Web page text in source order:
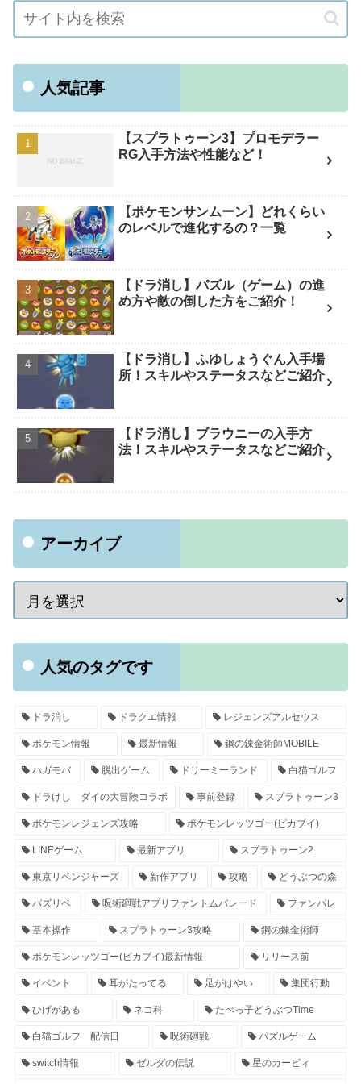
人気記事
【スプラトゥーン3】プロモデラー
RG入手方法や性能など！
【ポケモンサンムーン】どれくらい
のレベルで進化するの？一覧
【ドラ消し】パズル（ゲーム）の進
め方や敵の倒した方をご紹介！
【ドラ消し】ふゆしょうぐん入手場
所！スキルやステータスなどご紹介
【ドラ消し】ブラウニーの入手方
法！スキルやステータスなどご紹介
アーカイブ
人気のタグです
ドラ消し ドラクエ情報 レジェンズアルセウス
ポケモン情報 最新情報 鋼の錬金術師MOBILE
ハガモバ 脱出ゲーム ドリーミーランド 白猫ゴルフ
ドラけし ダイの大冒険コラボ 事前登録 スプラトゥーン3
ポケモンレジェンズ攻略 ポケモンレッツゴー(ピカブイ)
LINEゲーム 最新アプリ スプラトゥーン2
東京リベンジャーズ 新作アプリ 攻略 どうぶつの森
パズリベ 呪術廻戦アプリファントムパレード ファンパレ
基本操作 スプラトゥーン3攻略 鋼の錬金術師
ポケモンレッツゴー(ピカブイ)最新情報 リリース前
イベント 耳がたってる 足がはやい 集団行動
ひげがある ネコ科 たべっ子どうぶつTime
白猫ゴルフ 配信日 呪術廻戦 パズルゲーム
switch情報 ゼルダの伝説 星のカービィ